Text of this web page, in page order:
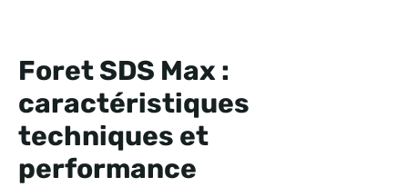
Foret SDS Max :
caractéristiques
techniques et
performance